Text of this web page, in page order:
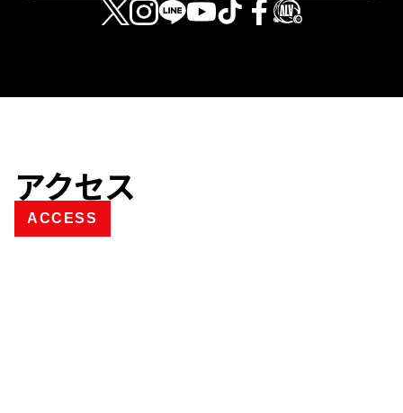
アクセス
ACCESS